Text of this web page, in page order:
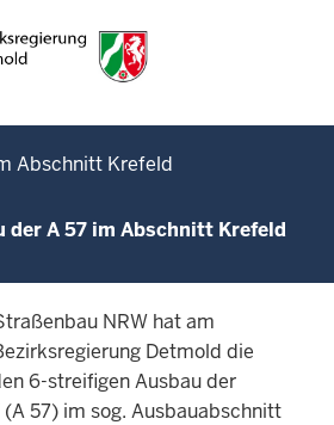
zum Inhalt
Abschnitt Krefeld
der A 57 im Abschnitt Krefeld
NRW hat am
Detmold die
6-streifigen Ausbau der
57) im sog. Ausbauabschnitt